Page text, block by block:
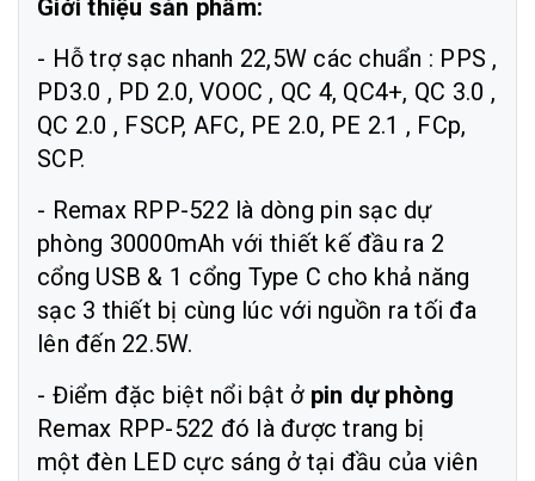
Giới thiệu sản phẩm:
- Hỗ trợ sạc nhanh 22,5W các chuẩn : PPS ,
PD3.0 , PD 2.0, VOOC , QC 4, QC4+, QC 3.0 ,
QC 2.0 , FSCP, AFC, PE 2.0, PE 2.1 , FCp,
SCP.
- Remax RPP-522 là dòng pin sạc dự
phòng 30000mAh với thiết kế đầu ra 2
cổng USB & 1 cổng Type C cho khả năng
sạc 3 thiết bị cùng lúc với nguồn ra tối đa
lên đến 22.5W.
- Điểm đặc biệt nổi bật ở pin dự phòng
Remax RPP-522 đó là được trang bị
một đèn LED cực sáng ở tại đầu của viên